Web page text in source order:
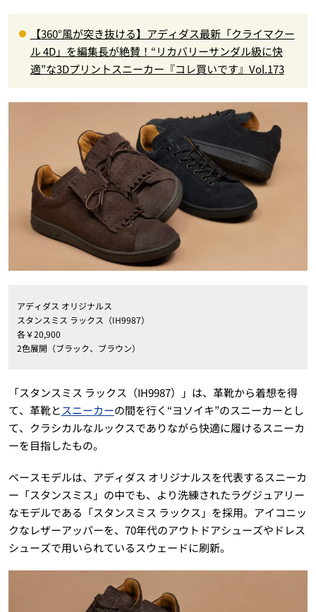
【360°風が突き抜ける】アディダス最新「クライマクー
ル 4D」を編集長が絶賛！“リカバリーサンダル級に快
適”な3Dプリントスニーカー『コレ買いです』Vol.173
アディダス オリジナルス
スタンスミス ラックス（IH9987）
各￥20,900
2色展開（ブラック、ブラウン）
「スタンスミス ラックス（IH9987）」は、革靴から着想を得
て、革靴とスニーカーの間を行く“ヨソイキ”のスニーカーとし
て、クラシカルなルックスでありながら快適に履けるスニーカ
ーを目指したもの。
ベースモデルは、アディダス オリジナルスを代表するスニーカ
ー「スタンスミス」の中でも、より洗練されたラグジュアリー
なモデルである「スタンスミス ラックス」を採用。アイコニッ
クなレザーアッパーを、70年代のアウトドアシューズやドレス
シューズで用いられているスウェードに刷新。